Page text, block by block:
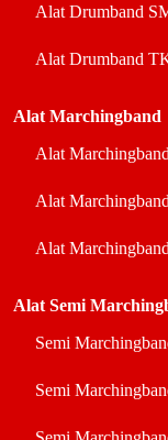
Alat Drumband
Alat Drumband
Alat Marchingband
Alat
Alat
Alat
Alat Semi
Semi
Semi